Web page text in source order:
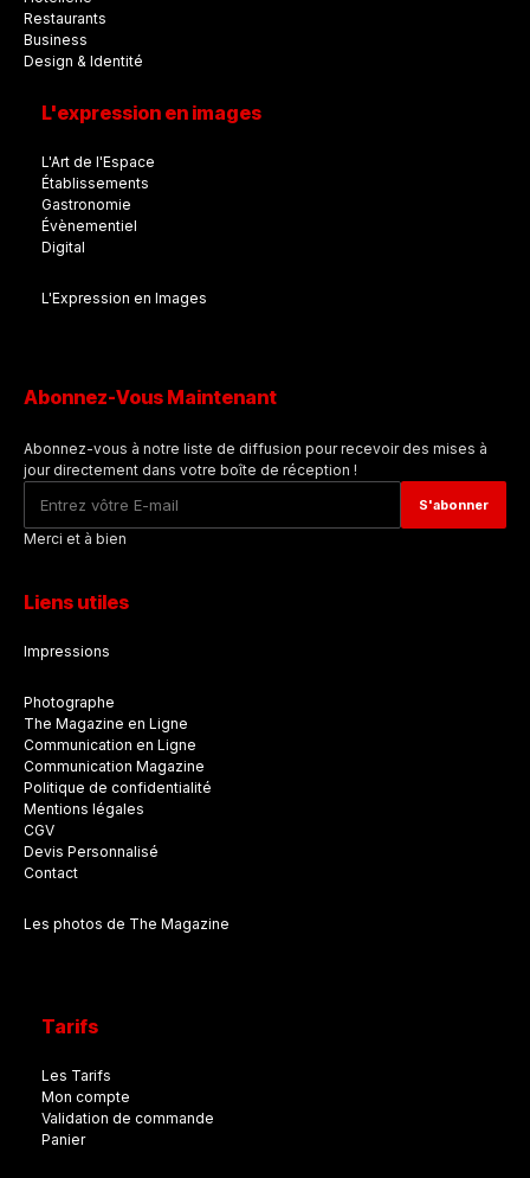
Restaurants
Business
Design & Identité
L'expression en images
L'Art de l'Espace
Établissements
Gastronomie
Évènementiel
Digital
L'Expression en Images
Abonnez-Vous Maintenant
Abonnez-vous à notre liste de diffusion pour recevoir des mises à
jour directement dans votre boîte de réception !
Merci et à bien
Liens utiles
Impressions
Photographe
The Magazine en Ligne
Communication en Ligne
Communication Magazine
Politique de confidentialité
Mentions légales
CGV
Devis Personnalisé
Contact
Les photos de The Magazine
Tarifs
Les Tarifs
Mon compte
Validation de commande
Panier